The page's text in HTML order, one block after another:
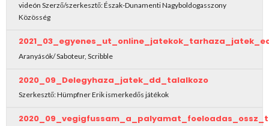
videón Szerző/szerkesztő: Észak-Dunamenti Nagyboldogasszony
Közösség
Aranyásók/ Saboteur, Scribble
2020_09_Delegyhaza_jatek_dd_talalkozo
Szerkesztő: Hümpfner Erik ismerkedős játékok